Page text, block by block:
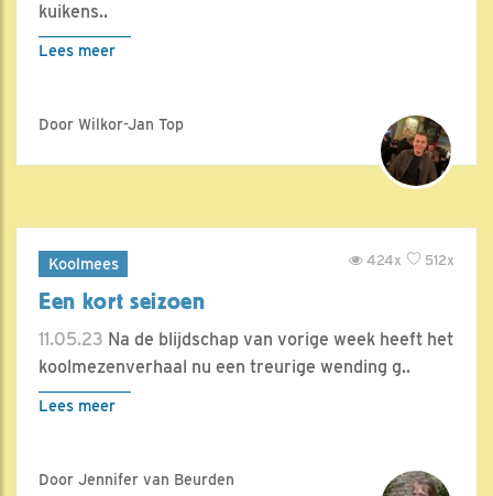
kuikens..
Lees meer
Door Wilkor-Jan Top
Koolmees 512x
424x
Een kort seizoen
11.05.23 Na de blijdschap van vorige week heeft het
koolmezenverhaal nu een treurige wending g..
Lees meer
Door Jennifer van Beurden